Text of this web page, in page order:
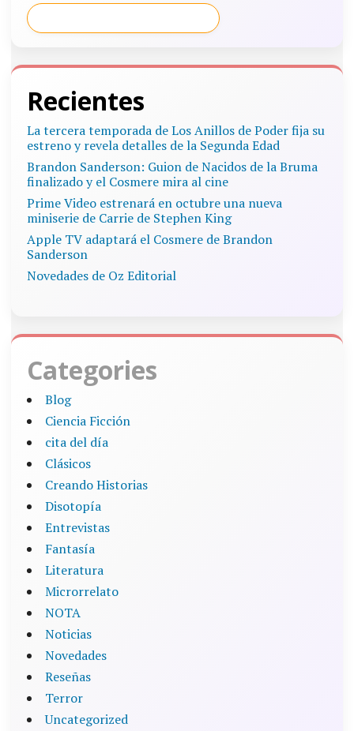
Recientes
La tercera temporada de Los Anillos de Poder fija su
estreno y revela detalles de la Segunda Edad
Brandon Sanderson: Guion de Nacidos de la Bruma
finalizado y el Cosmere mira al cine
Prime Video estrenará en octubre una nueva
miniserie de Carrie de Stephen King
Apple TV adaptará el Cosmere de Brandon
Sanderson
Novedades de Oz Editorial
Categories
Blog
Ciencia Ficción
cita del día
Clásicos
Creando Historias
Disotopía
Entrevistas
Fantasía
Literatura
Microrrelato
NOTA
Noticias
Novedades
Reseñas
Terror
Uncategorized